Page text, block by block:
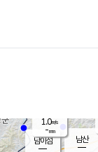
남이섬
남산
1.0m/s
-mm